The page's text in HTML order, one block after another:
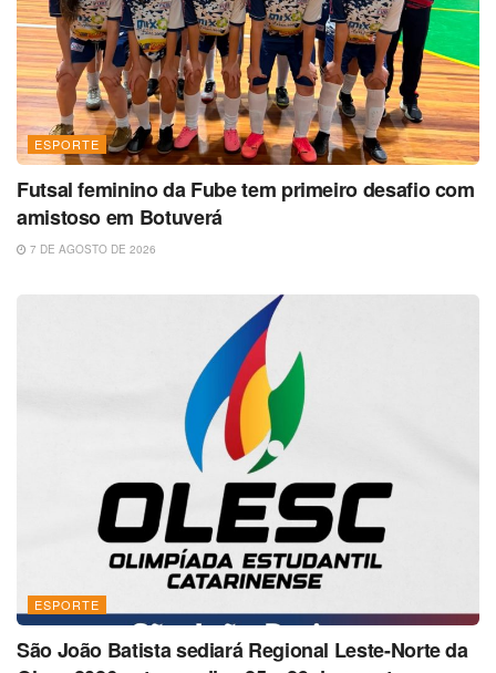
ESPORTE
Futsal feminino da Fube tem primeiro desafio com
amistoso em Botuverá
7 DE AGOSTO DE 2026
ESPORTE
São João Batista sediará Regional Leste-Norte da